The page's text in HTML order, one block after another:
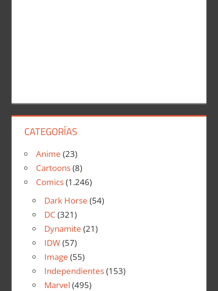
CATEGORÍAS
Anime (23)
Cartoons(8)
Comics(1.246)
Dark Horse (54)
DC (321)
Dynamite (21)
IDW(57)
Image (55)
Independientes(153)
Marvel (495)